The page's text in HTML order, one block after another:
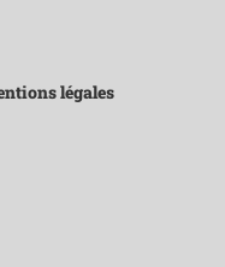
légales